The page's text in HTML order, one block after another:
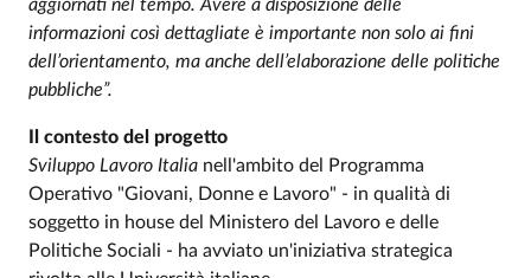
aggiornati nel tempo. Avere a disposizione delle
informazioni così dettagliate è importante non solo ai fini
dell’orientamento, ma anche dell’elaborazione delle politiche
pubbliche”.
Il contesto del progetto
Sviluppo Lavoro Italia nell'ambito del Programma
Operativo "Giovani, Donne e Lavoro" - in qualità di
soggetto in house del Ministero del Lavoro e delle
Politiche Sociali - ha avviato un'iniziativa strategica